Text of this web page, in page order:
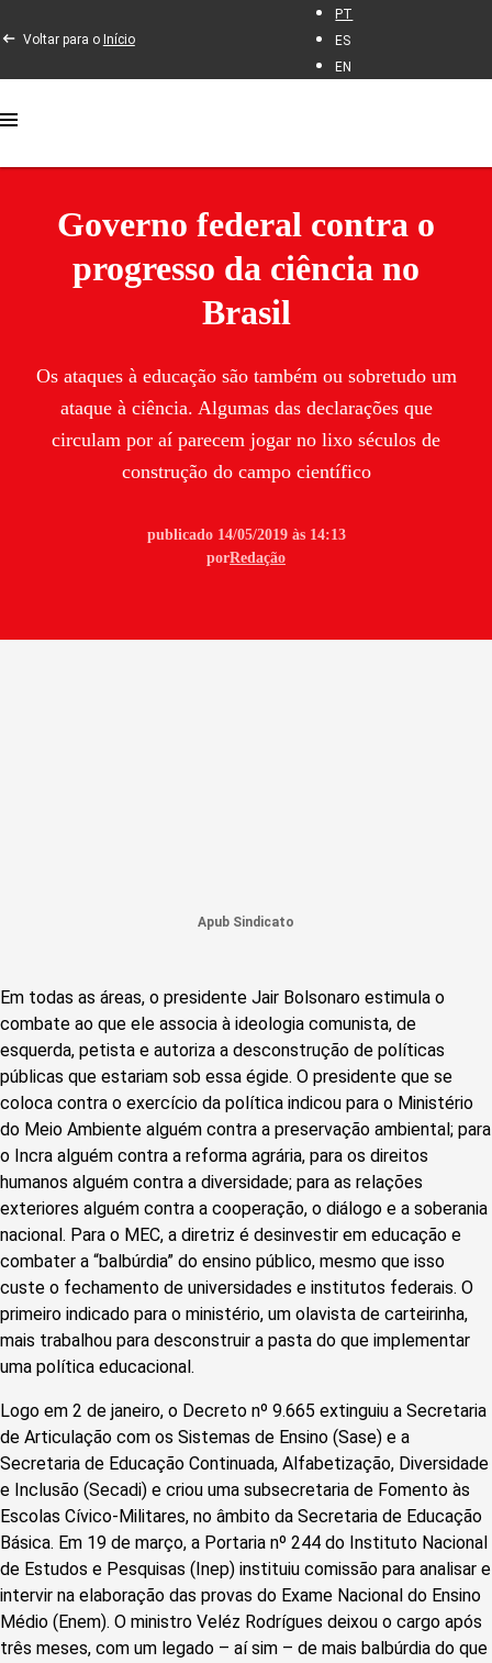
Voltar para o Início
PT
ES
EN
Governo federal contra o
progresso da ciência no
Brasil
Os ataques à educação são também ou sobretudo um
ataque à ciência. Algumas das declarações que
circulam por aí parecem jogar no lixo séculos de
construção do campo científico
publicado 14/05/2019 às 14:13
porRedação
Apub Sindicato
Em todas as áreas, o presidente Jair Bolsonaro estimula o
combate ao que ele associa à ideologia comunista, de
esquerda, petista e autoriza a desconstrução de políticas
públicas que estariam sob essa égide. O presidente que se
coloca contra o exercício da política indicou para o Ministério
do Meio Ambiente alguém contra a preservação ambiental; para
o Incra alguém contra a reforma agrária, para os direitos
humanos alguém contra a diversidade; para as relações
exteriores alguém contra a cooperação, o diálogo e a soberania
nacional. Para o MEC, a diretriz é desinvestir em educação e
combater a “balbúrdia” do ensino público, mesmo que isso
custe o fechamento de universidades e institutos federais. O
primeiro indicado para o ministério, um olavista de carteirinha,
mais trabalhou para desconstruir a pasta do que implementar
uma política educacional.
Logo em 2 de janeiro, o Decreto nº 9.665 extinguiu a Secretaria
de Articulação com os Sistemas de Ensino (Sase) e a
Secretaria de Educação Continuada, Alfabetização, Diversidade
e Inclusão (Secadi) e criou uma subsecretaria de Fomento às
Escolas Cívico-Militares, no âmbito da Secretaria de Educação
Básica. Em 19 de março, a Portaria nº 244 do Instituto Nacional
de Estudos e Pesquisas (Inep) instituiu comissão para analisar e
intervir na elaboração das provas do Exame Nacional do Ensino
Médio (Enem). O ministro Veléz Rodrígues deixou o cargo após
três meses, com um legado – aí sim – de mais balbúrdia do que